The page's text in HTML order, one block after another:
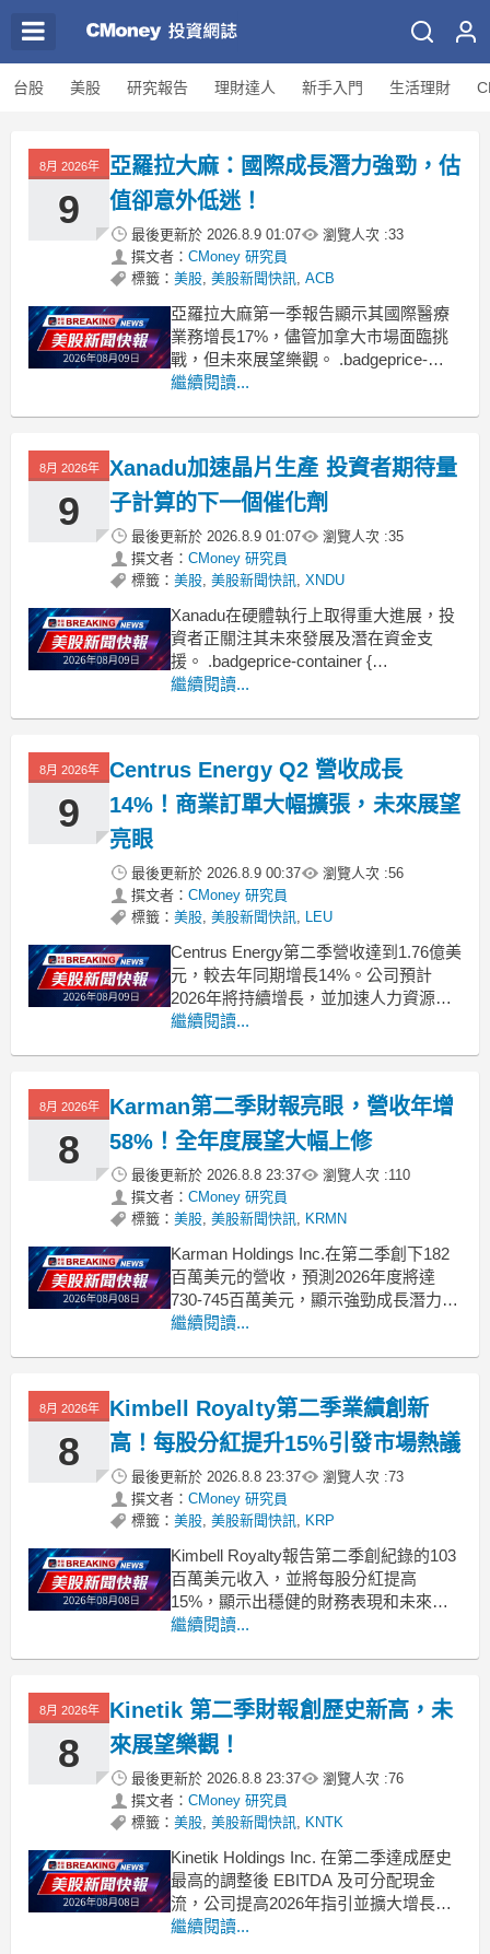
台股 美股 研究報告 理財達人 新手入門 生活理財
8月 2026年
9
亞羅拉大麻：國際成長潛力強勁，估
值卻意外低迷！
最後更新於 2026.8.9 01:07 瀏覽人次 :33
撰文者： CMoney 研究員
標籤： 美股, 美股新聞快訊, ACB
亞羅拉大麻第一季報告顯示其國際醫療
業務增長17%，儘管加拿大市場面臨挑
戰，但未來展望樂觀。 .badgeprice-
container {
gap: 1rem !important;
繼續閱讀...
8月 2026年
9
Xanadu加速晶片生產 投資者期待量
子計算的下一個催化劑
最後更新於 2026.8.9 01:07 瀏覽人次 :35
撰文者： CMoney 研究員
標籤： 美股, 美股新聞快訊, XNDU
Xanadu在硬體執行上取得重大進展，投
資者正關注其未來發展及潛在資金支
援。 .badgeprice-container {
display: flex !important;
flex-wrap: w
繼續閱讀...
8月 2026年
9
Centrus Energy Q2 營收成長
14%！商業訂單大幅擴張，未來展望
亮眼
最後更新於 2026.8.9 00:37 瀏覽人次 :56
撰文者： CMoney 研究員
標籤： 美股, 美股新聞快訊, LEU
Centrus Energy第二季營收達到1.76億美
元，較去年同期增長14%。公司預計
2026年將持續增長，並加速人力資源招
募。 .badgeprice-container {
gap: 1rem !impor
繼續閱讀...
8月 2026年
8
Karman第二季財報亮眼，營收年增
58%！全年度展望大幅上修
最後更新於 2026.8.8 23:37 瀏覽人次 :110
撰文者： CMoney 研究員
標籤： 美股, 美股新聞快訊, KRMN
Karman Holdings Inc.在第二季創下182
百萬美元的營收，預測2026年度將達
730-745百萬美元，顯示強勁成長潛力。
.badgeprice-container {
gap: 1rem !im
繼續閱讀...
8月 2026年
8
Kimbell Royalty第二季業績創新
高！每股分紅提升15%引發市場熱議
最後更新於 2026.8.8 23:37 瀏覽人次 :73
撰文者： CMoney 研究員
標籤： 美股, 美股新聞快訊, KRP
Kimbell Royalty報告第二季創紀錄的103
百萬美元收入，並將每股分紅提高
15%，顯示出穩健的財務表現和未來增
長潛力。 .badgeprice-container {
gap: 1rem !import
繼續閱讀...
8月 2026年
8
Kinetik 第二季財報創歷史新高，未
來展望樂觀！
最後更新於 2026.8.8 23:37 瀏覽人次 :76
撰文者： CMoney 研究員
標籤： 美股, 美股新聞快訊, KNTK
Kinetik Holdings Inc. 在第二季達成歷史
最高的調整後 EBITDA 及可分配現金
流，公司提高2026年指引並擴大增長計
劃。 .badgeprice-container {
繼續閱讀...